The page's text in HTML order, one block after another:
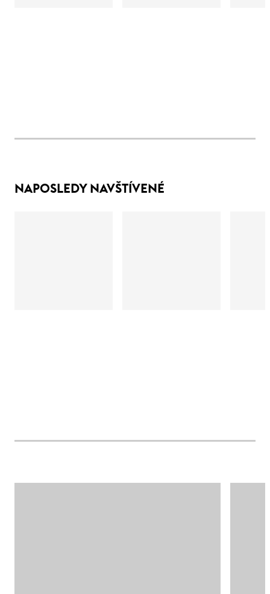
NAPOSLEDY NAVŠTÍVENÉ